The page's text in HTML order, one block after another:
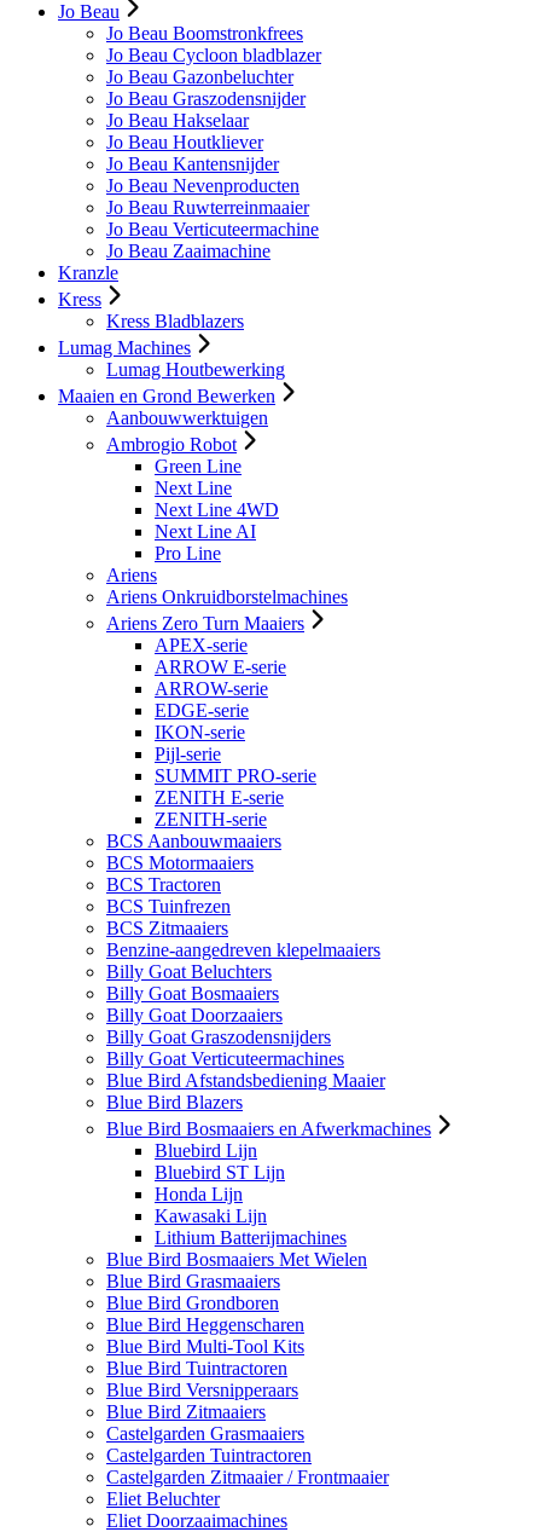
Jo Beau
Jo Beau Boomstronkfrees
Jo Beau Cycloon bladblazer
Jo Beau Gazonbeluchter
Jo Beau Graszodensnijder
Jo Beau Hakselaar
Jo Beau Houtkliever
Jo Beau Kantensnijder
Jo Beau Nevenproducten
Jo Beau Ruwterreinmaaier
Jo Beau Verticuteermachine
Jo Beau Zaaimachine
Kranzle
Kress
Kress Bladblazers
Lumag Machines
Lumag Houtbewerking
Maaien en Grond Bewerken
Aanbouwwerktuigen
Ambrogio Robot
Green Line
Next Line
Next Line 4WD
Next Line AI
Pro Line
Ariens
Ariens Onkruidborstelmachines
Ariens Zero Turn Maaiers
APEX-serie
ARROW E-serie
ARROW-serie
EDGE-serie
IKON-serie
Pijl-serie
SUMMIT PRO-serie
ZENITH E-serie
ZENITH-serie
BCS Aanbouwmaaiers
BCS Motormaaiers
BCS Tractoren
BCS Tuinfrezen
BCS Zitmaaiers
Benzine-aangedreven klepelmaaiers
Billy Goat Beluchters
Billy Goat Bosmaaiers
Billy Goat Doorzaaiers
Billy Goat Graszodensnijders
Billy Goat Verticuteermachines
Blue Bird Afstandsbediening Maaier
Blue Bird Blazers
Blue Bird Bosmaaiers en Afwerkmachines
Bluebird Lijn
Bluebird ST Lijn
Honda Lijn
Kawasaki Lijn
Lithium Batterijmachines
Blue Bird Bosmaaiers Met Wielen
Blue Bird Grasmaaiers
Blue Bird Grondboren
Blue Bird Heggenscharen
Blue Bird Multi-Tool Kits
Blue Bird Tuintractoren
Blue Bird Versnipperaars
Blue Bird Zitmaaiers
Castelgarden Grasmaaiers
Castelgarden Tuintractoren
Castelgarden Zitmaaier / Frontmaaier
Eliet Beluchter
Eliet Doorzaaimachines